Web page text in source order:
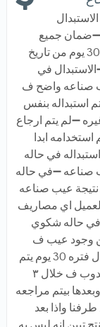
جميع
المنتجات 30 يوم من تاريخ
في
صناعه واضح ف
استبداله بنفس
➖لم يتم ارجاع
استخدامه ابدا
في حاله
صناعه ➖في حاله
نتيجة عيب صناعه
اي مصاريف
حاله شكوي
وجود عيب ف
المنتج خلال فتره 30 يوم يتم
ارسال مندوب ف خلال ٣
بيتم مراجعه
واذا بعد